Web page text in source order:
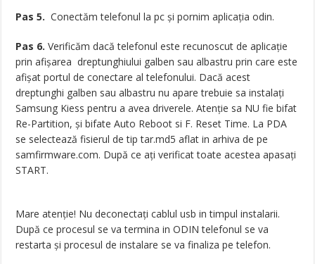
Pas 5.Conectăm telefonul la pc și pornim aplicația odin.
Pas 6. Verificăm dacă telefonul este recunoscut de aplicație
prin afișarea dreptunghiului galben sau albastru prin care este
afişat portul de conectare al telefonului. Dacă acest
dreptunghi galben sau albastru nu apare trebuie sa instalaţi
Samsung Kiess pentru a avea driverele. Atenție sa NU fie bifat
Re-Partition, și bifate Auto Reboot si F. Reset Time. La PDA
se selectează fisierul de tip tar.md5 aflat in arhiva de pe
samfirmware.com. După ce ați verificat toate acestea apasați
START.
Mare atenție! Nu deconectați cablul usb in timpul instalarii.
După ce procesul se va termina in ODIN telefonul se va
restarta și procesul de instalare se va finaliza pe telefon.